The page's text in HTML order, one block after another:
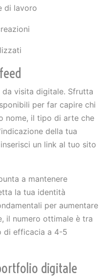
di lavoro
visita digitale. Sfrutta
per far capire chi
nome, il tipo di arte che
della tua
un link al tuo sito
a mantenere
la tua identità
per aumentare
il numero ottimale è tra
di efficacia a 4-5
digitale